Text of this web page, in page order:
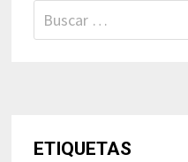
Buscar:
ETIQUETAS